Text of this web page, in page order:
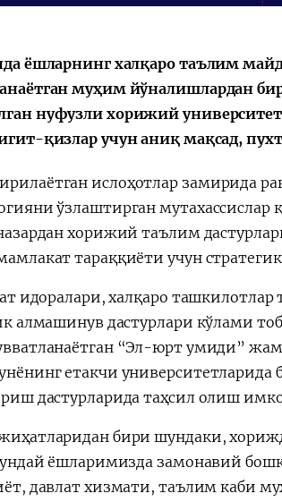
стратегияси
ёшларнинг халқаро таълим
муҳим йўналишлардан
нуфузли хорижий
қизлар учун аниқ мақсад,
ислоҳотлар замирида
ўзлаштирган
хорижий таълим
тараққиёти учун
идоралари, халқаро
алмашинув дастурлари кўлами
“Эл-юрт умиди”
етакчи университетларида
дастурларида таҳсил олиш
бири шундаки,
ёшларимизда замонавий
давлат хизмати, таълим каби